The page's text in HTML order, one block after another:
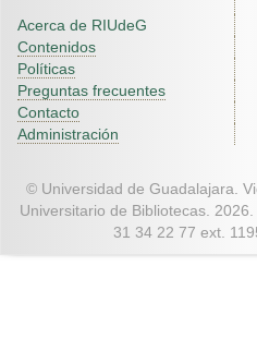
Acerca de RIUdeG
Contenidos
Políticas
Preguntas frecuentes
Contacto
Administración
© Universidad de Guadalajara.
Universitario de Bibliotecas. 2026.
31 34 22 77 ext.